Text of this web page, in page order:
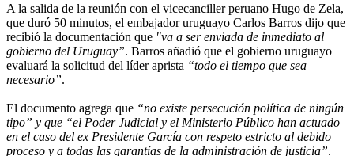
A la salida de la reunión con el vicecanciller peruano Hugo de Zela,
que duró 50 minutos, el embajador uruguayo Carlos Barros dijo que
recibió la documentación que "va a ser enviada de inmediato al
gobierno del Uruguay”. Barros añadió que el gobierno uruguayo
evaluará la solicitud del líder aprista “todo el tiempo que sea
necesario”.
El documento agrega que “no existe persecución política de ningún
tipo” y que “el Poder Judicial y el Ministerio Público han actuado
en el caso del ex Presidente García con respeto estricto al debido
proceso y a todas las garantías de la administración de justicia”.